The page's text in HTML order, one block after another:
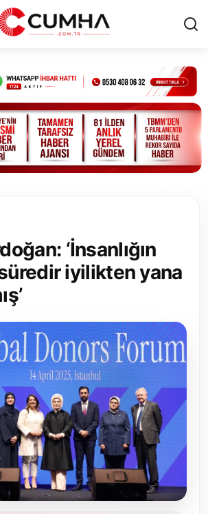
Üst Kurullar
‘İnsanlığın
iyilikten yana